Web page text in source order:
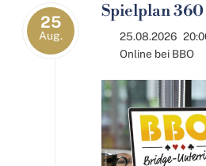
25
Aug.
Spielplan 360
25.08.2026
Online bei BBO